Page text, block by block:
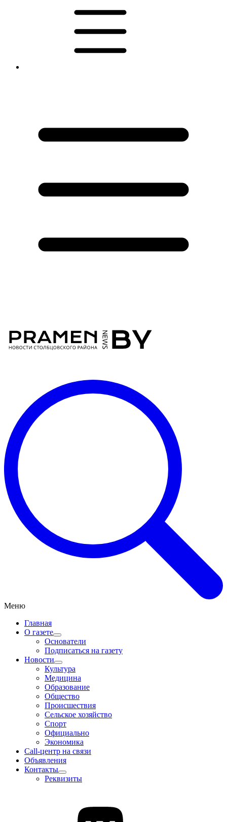
Меню
Главная
О газете
Основатели
Подписаться на газету
Новости
Культура
Медицина
Образование
Общество
Происшествия
Сельское хозяйство
Спорт
Официально
Экономика
Call-центр на связи
Объявления
Контакты
Реквизиты